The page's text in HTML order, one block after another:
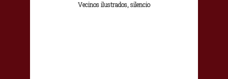
Vecinos ilustrados, silencio